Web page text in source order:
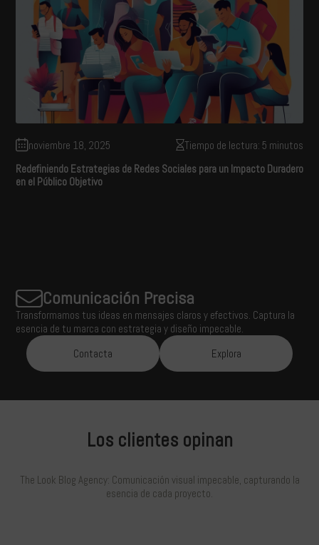
noviembre 18, 2025
Tiempo de lectura: 5 minutos
Redefiniendo Estrategias de Redes Sociales para un Impacto Duradero
en el Público Objetivo
Comunicación Precisa
Transformamos tus ideas en mensajes claros y efectivos. Captura la
esencia de tu marca con estrategia y diseño impecable.
Contacta
Explora
Los clientes opinan
The Look Blog Agency: Comunicación visual impecable, capturando la
esencia de cada proyecto.